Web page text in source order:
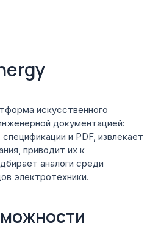
искусственного
документацией:
и PDF, извлекает
приводит их к
аналоги среди
электротехники.